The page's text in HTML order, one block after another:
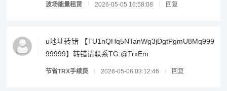
波场能量租赁 2026-05-05 16:58:08 回复
u地址转错 【TU1nQHq5NTanWg3jDgtPgmU8Mq999
99999】转错请联系TG:@TrxEm
节省TRX手续费 2026-05-06 03:12:46 回复